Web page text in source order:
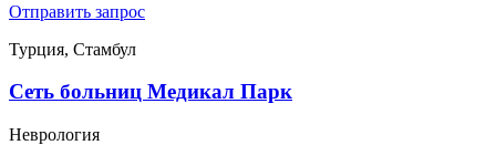
Отправить запрос
Турция, Стамбул
Сеть больниц Медикал Парк
Неврология